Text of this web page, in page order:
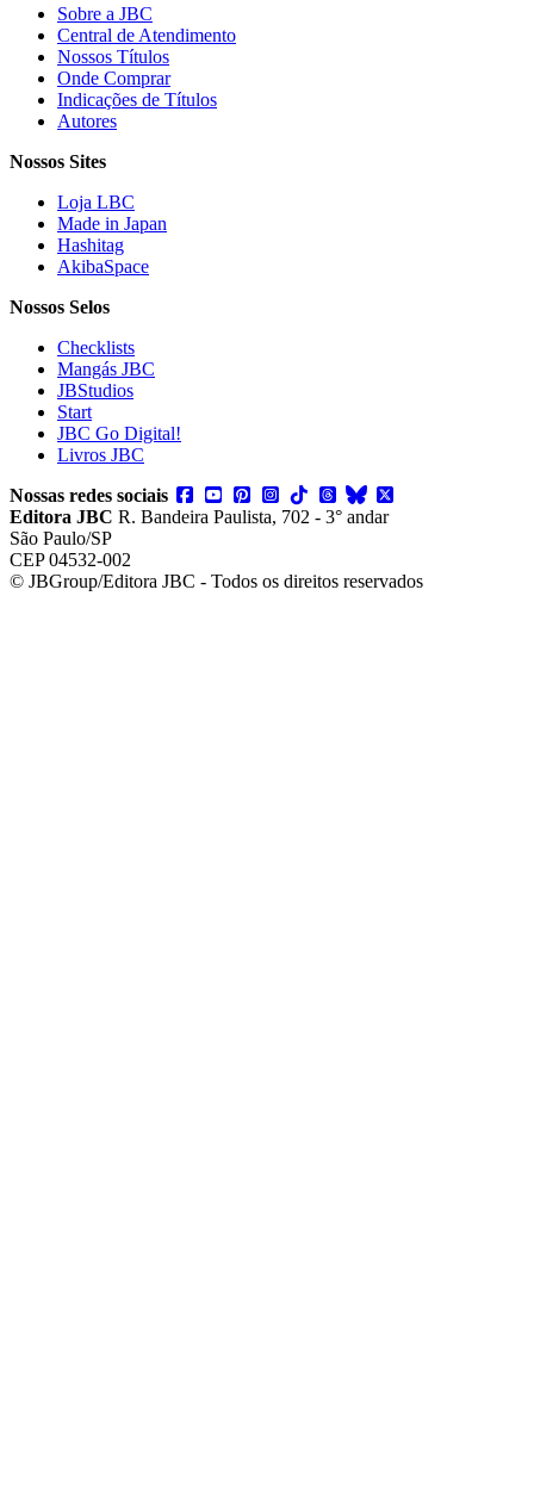
Sobre a JBC
Central de Atendimento
Nossos Títulos
Onde Comprar
Indicações de Títulos
Autores
Nossos Sites
Loja LBC
Made in Japan
Hashitag
AkibaSpace
Nossos Selos
Checklists
Mangás JBC
JBStudios
Start
JBC Go Digital!
Livros JBC
Nossas redes sociais
Editora JBC R. Bandeira Paulista, 702 - 3° andar
São Paulo/SP
CEP 04532-002
© JBGroup/Editora JBC - Todos os direitos reservados